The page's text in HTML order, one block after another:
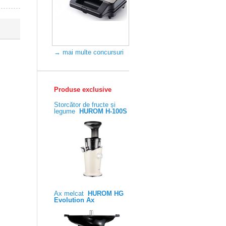
→ mai multe concursuri
Produse exclusive
Storcător de fructe și
legume
HUROM H-100S
Ax melcat
HUROM HG
Evolution Ax